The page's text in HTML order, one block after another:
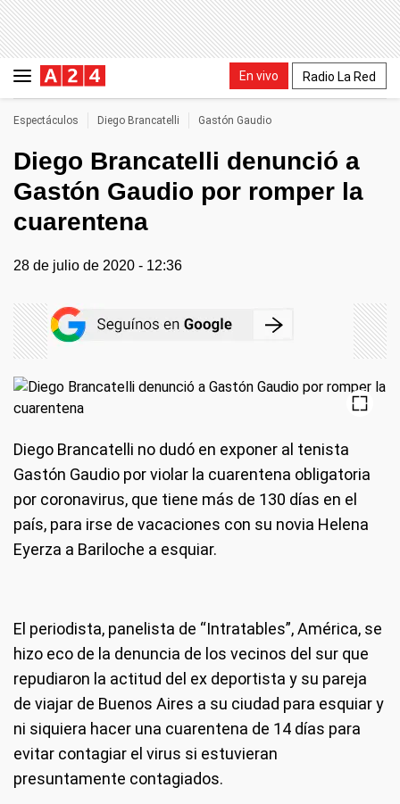
En vivo Radio La Red
Espectáculos Diego Brancatelli Gastón Gaudio
Diego Brancatelli denunció a
Gastón Gaudio por romper la
cuarentena
28 de julio de 2020 - 12:36
Diego Brancatelli no dudó en exponer al tenista
Gastón Gaudio por violar la cuarentena obligatoria
por coronavirus, que tiene más de 130 días en el
país, para irse de vacaciones con su novia Helena
Eyerza a Bariloche a esquiar.
El periodista, panelista de “Intratables”, América, se
hizo eco de la denuncia de los vecinos del sur que
repudiaron la actitud del ex deportista y su pareja
de viajar de Buenos Aires a su ciudad para esquiar y
ni siquiera hacer una cuarentena de 14 días para
evitar contagiar el virus si estuvieran
presuntamente contagiados.